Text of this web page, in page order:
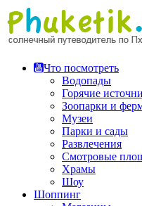
Перейти
к
содержимому
Что посмотреть
Водопады
Горячие
Зоопарки и
Музеи
Парки и сады
Развлечения
Смотровые
Храмы
Шоу
Шоппинг